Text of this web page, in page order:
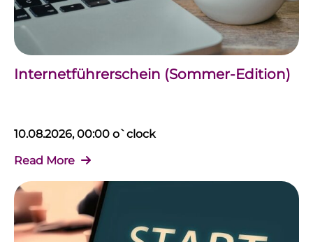
Internetführerschein (Sommer-Edition)
10.08.2026, 00:00 o`clock
Read More